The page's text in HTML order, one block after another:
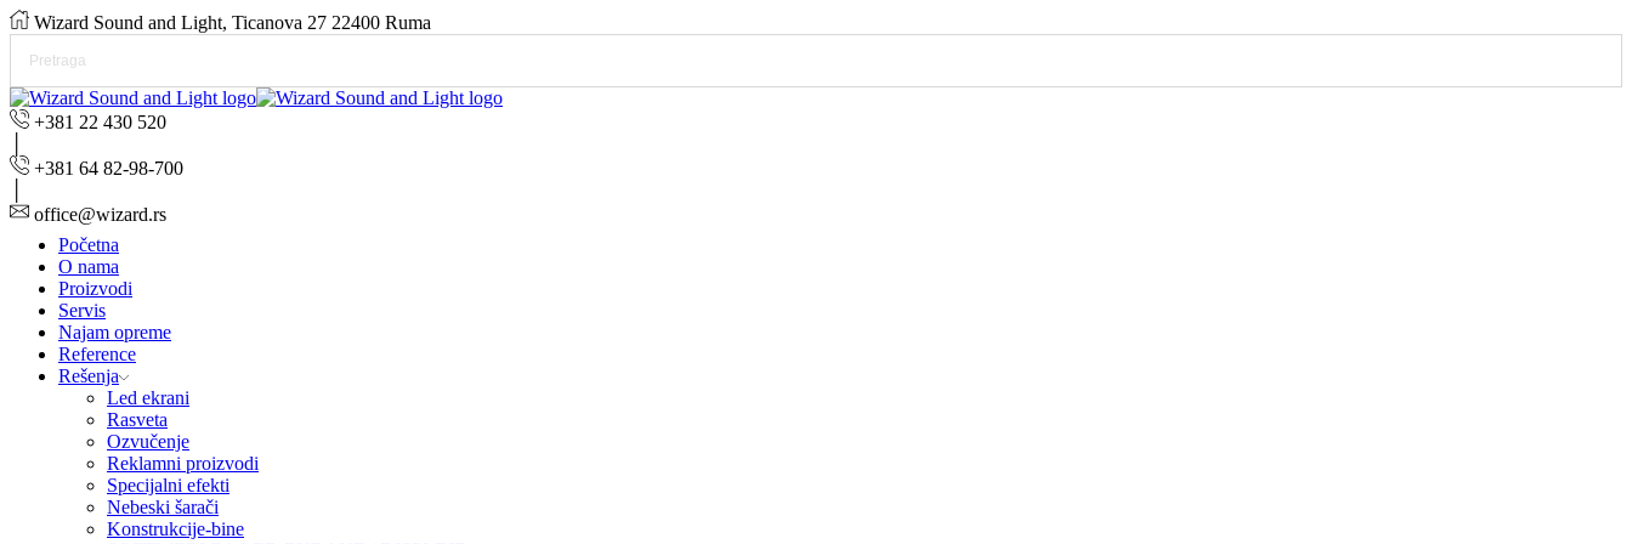
Wizard Sound and Light, Ticanova 27 22400 Ruma
+381 22 430 520
+381 64 82-98-700
office@wizard.rs
Početna
O nama
Proizvodi
Servis
Najam opreme
Reference
Rešenja
Led ekrani
Rasveta
Ozvučenje
Reklamni proizvodi
Specijalni efekti
Nebeski šarači
Konstrukcije-bine